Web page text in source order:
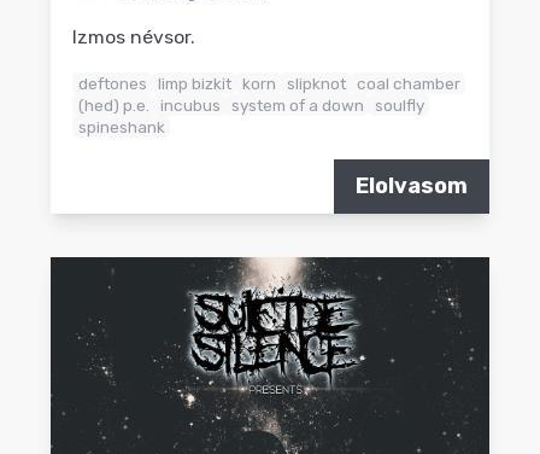
Izmos névsor.
deftones limp bizkit korn slipknot coal chamber
(hed) p.e.
incubus system of a down
soulfly
spineshank
Elolvasom